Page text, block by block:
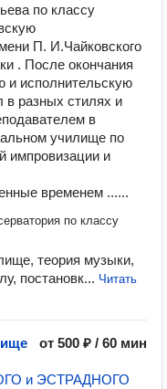
по классу
П. И.Чайковского
. После окончания
и исполнительскую
в разных стилях и
в
училище по
импровизации и
временем ......
по классу
теория музыки,
постановк... Читать
от 500 ₽ / 60 мин
и ЭСТРАДНОГО